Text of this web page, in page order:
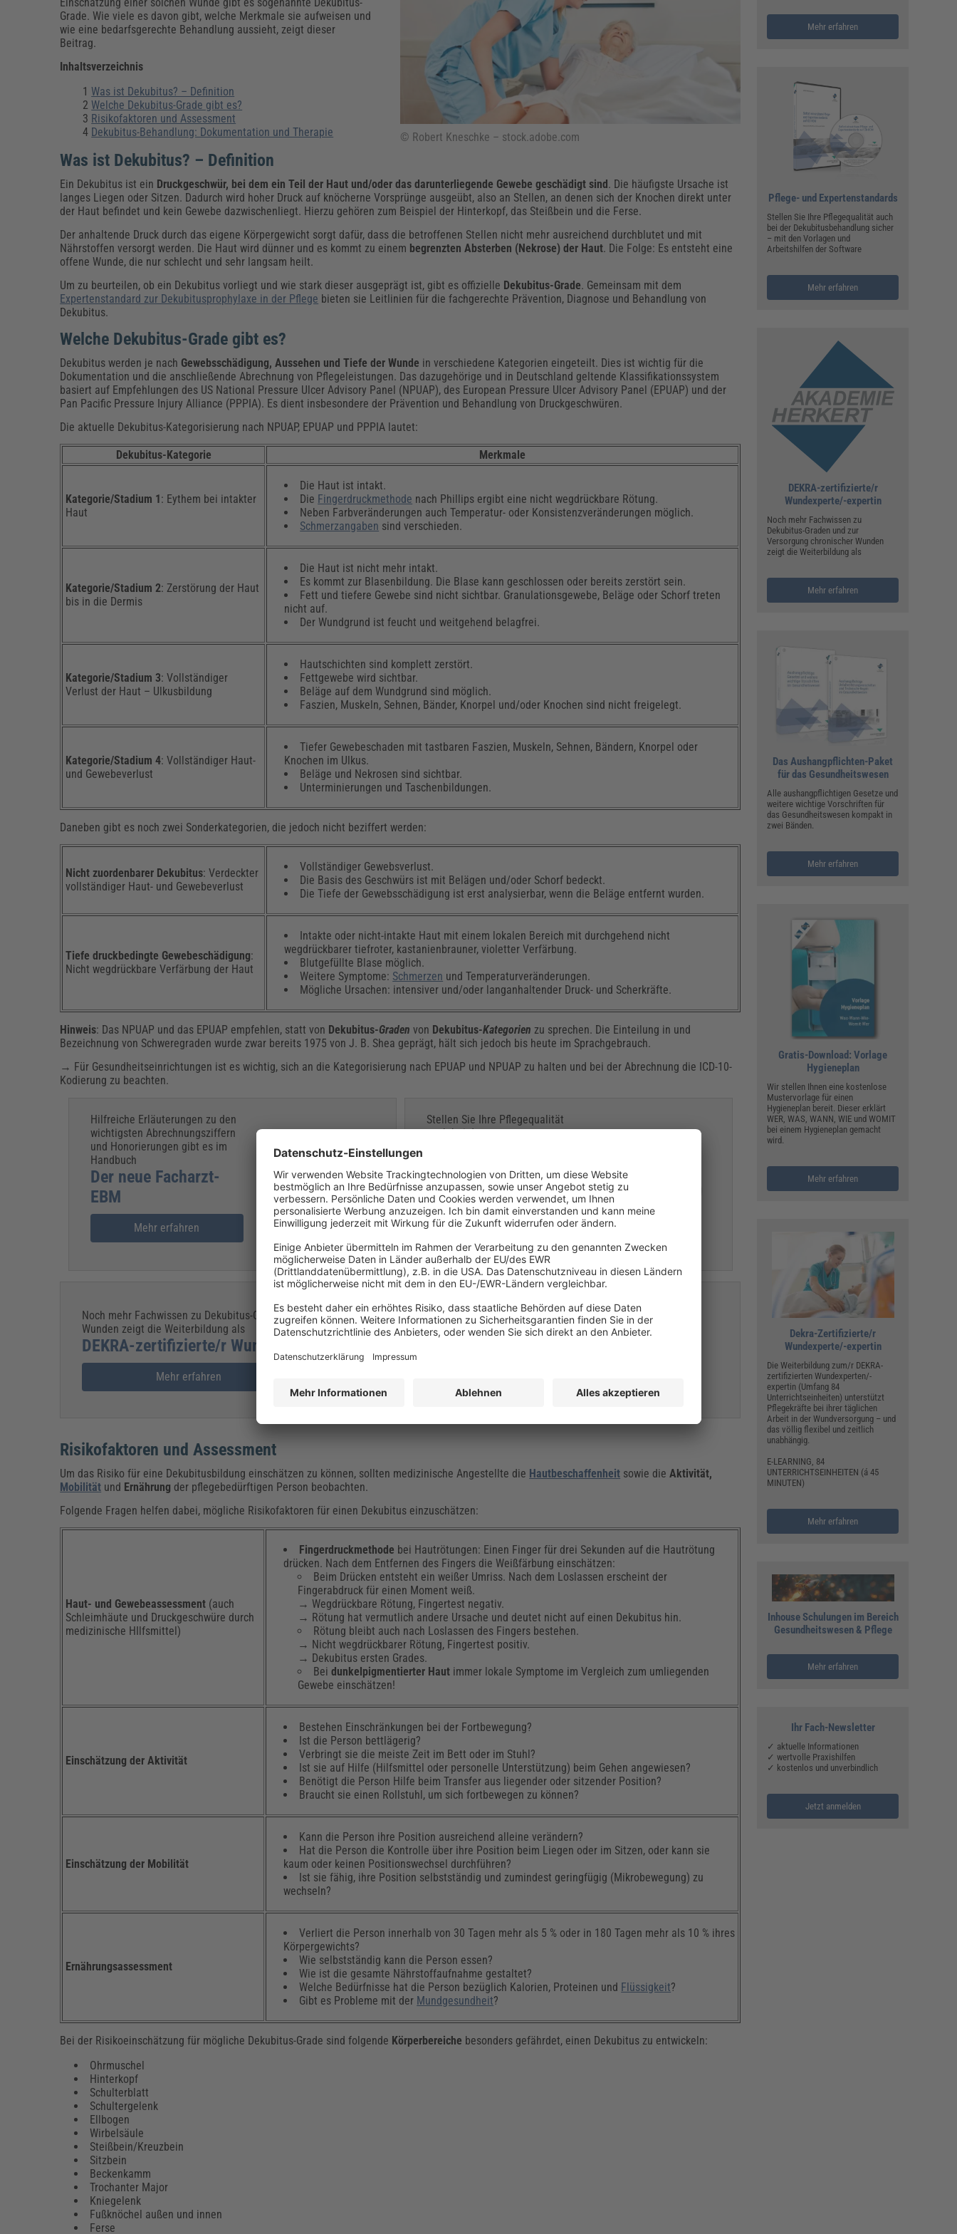
Energie & Umwelt
Führung & Management
Gesundheit & Pflege
Kommunales
Fachpublikationen & Arbeitshilfen
Bauhof
Hausmeister & Haustechnik
Grünflächen
Recht, Sicherheit & Ordnung
Verkehrsrecht
Weiterbildungen (AKADEMIE HERKERT)
Bau, Immobilien & Gebäudemanagement
Künstliche Intelligenz
Weiterbildungen (AKADEMIE HERKERT)
Künstliche Intelligenz
Fachpublikationen & Arbeitshilfen
Personalwesen Weiterbildungen (AKADEMIE HERKERT)
Personal, Ausbildung & Recht
Reisekosten und Finanzen
Weiterbildungen (AKADEMIE HERKERT)
Reisekosten & Finanzen
Zoll und Export
Fachpublikationen & Arbeitshilfen
Zollabwicklung & Exportabwicklung Zollverfahren & Zollvorschriften
Weiterbildungen (AKADEMIE HERKERT)
Zoll & Export
© Robert Kneschke – stock.adobe.com
Grade. Wie viele es davon gibt, welche Merkmale sie aufweisen und
wie eine bedarfsgerechte Behandlung aussieht, zeigt dieser
Beitrag.
Inhaltsverzeichnis
Was ist Dekubitus? – Definition
Welche Dekubitus-Grade gibt es?
Risikofaktoren und Assessment
Dekubitus-Behandlung: Dokumentation und Therapie
Was ist Dekubitus? – Definition
Ein Dekubitus ist ein Druckgeschwür, bei dem ein Teil der Haut und/oder das darunterliegende Gewebe geschädigt sind. Die häufigste Ursache ist
langes Liegen oder Sitzen. Dadurch wird hoher Druck auf knöcherne Vorsprünge ausgeübt, also an Stellen, an denen sich der Knochen direkt unter
der Haut befindet und kein Gewebe dazwischenliegt. Hierzu gehören zum Beispiel der Hinterkopf, das Steißbein und die Ferse.
Der anhaltende Druck durch das eigene Körpergewicht sorgt dafür, dass die betroffenen Stellen nicht mehr ausreichend durchblutet und mit
Nährstoffen versorgt werden. Die Haut wird dünner und es kommt zu einem begrenzten Absterben (Nekrose) der Haut. Die Folge: Es entsteht eine
offene Wunde, die nur schlecht und sehr langsam heilt.
Um zu beurteilen, ob ein Dekubitus vorliegt und wie stark dieser ausgeprägt ist, gibt es offizielle Dekubitus-Grade. Gemeinsam mit dem
Expertenstandard zur Dekubitusprophylaxe in der Pflege bieten sie Leitlinien für die fachgerechte Prävention, Diagnose und Behandlung von
Dekubitus.
Welche Dekubitus-Grade gibt es?
Dekubitus werden je nach Gewebsschädigung, Aussehen und Tiefe der Wunde in verschiedene Kategorien eingeteilt. Dies ist wichtig für die
Dokumentation und die anschließende Abrechnung von Pflegeleistungen. Das dazugehörige und in Deutschland geltende Klassifikationssystem
basiert auf Empfehlungen des US National Pressure Ulcer Advisory Panel (NPUAP), des European Pressure Ulcer Advisory Panel (EPUAP) und der
Pan Pacific Pressure Injury Alliance (PPPIA). Es dient insbesondere der Prävention und Behandlung von Druckgeschwüren.
Die aktuelle Dekubitus-Kategorisierung nach NPUAP, EPUAP und PPPIA lautet:
Dekubitus-Kategorie Merkmale
Kategorie/Stadium 1: Eythem bei intakter
Haut
Die Haut ist intakt.
Die Fingerdruckmethode nach Phillips ergibt eine nicht wegdrückbare Rötung.
Neben Farbveränderungen auch Temperatur- oder Konsistenzveränderungen möglich.
Schmerzangaben sind verschieden.
Kategorie/Stadium 2: Zerstörung der Haut
bis in die Dermis
Die Haut ist nicht mehr intakt.
Es kommt zur Blasenbildung. Die Blase kann geschlossen oder bereits zerstört sein.
Fett und tiefere Gewebe sind nicht sichtbar. Granulationsgewebe, Beläge oder Schorf treten
nicht auf.
Der Wundgrund ist feucht und weitgehend belagfrei.
Kategorie/Stadium 3: Vollständiger
Verlust der Haut – Ulkusbildung
Hautschichten sind komplett zerstört.
Fettgewebe wird sichtbar.
Beläge auf dem Wundgrund sind möglich.
Faszien, Muskeln, Sehnen, Bänder, Knorpel und/oder Knochen sind nicht freigelegt.
Kategorie/Stadium 4: Vollständiger Haut-
und Gewebeverlust
Tiefer Gewebeschaden mit tastbaren Faszien, Muskeln, Sehnen, Bändern, Knorpel oder
Knochen im Ulkus.
Beläge und Nekrosen sind sichtbar.
Unterminierungen und Taschenbildungen.
Daneben gibt es noch zwei Sonderkategorien, die jedoch nicht beziffert werden:
Nicht zuordenbarer Dekubitus: Verdeckter
vollständiger Haut- und Gewebeverlust
Vollständiger Gewebsverlust.
Die Basis des Geschwürs ist mit Belägen und/oder Schorf bedeckt.
Die Tiefe der Gewebsschädigung ist erst analysierbar, wenn die Beläge entfernt wurden.
Tiefe druckbedingte Gewebeschädigung:
Nicht wegdrückbare Verfärbung der Haut
Intakte oder nicht-intakte Haut mit einem lokalen Bereich mit durchgehend nicht
wegdrückbarer tiefroter, kastanienbrauner, violetter Verfärbung.
Blutgefüllte Blase möglich.
Weitere Symptome: Schmerzen und Temperaturveränderungen.
Mögliche Ursachen: intensiver und/oder langanhaltender Druck- und Scherkräfte.
Hinweis: Das NPUAP und das EPUAP empfehlen, statt von Dekubitus-Graden von Dekubitus-Kategorien zu sprechen. Die Einteilung in und
Bezeichnung von Schweregraden wurde zwar bereits 1975 von J. B. Shea geprägt, hält sich jedoch bis heute im Sprachgebrauch.
→ Für Gesundheitseinrichtungen ist es wichtig, sich an die Kategorisierung nach EPUAP und NPUAP zu halten und bei der Abrechnung die ICD-10-
Kodierung zu beachten.
Hilfreiche Erläuterungen zu den
wichtigsten Abrechnungsziffern
und Honorierungen gibt es im
Handbuch
Der neue Facharzt-
EBM
Mehr erfahren
Stellen Sie Ihre Pflegequalität
auch bei der
Arbeitshilfen der Software
Pflege- und
Expertenstandards
Mehr erfahren
Noch mehr Fachwissen zu Dekubitus-Graden und zur Versorgung chronischer
Wunden zeigt die Weiterbildung als
DEKRA-zertifizierte/r Wundexperte/-expertin
Mehr erfahren
Risikofaktoren und Assessment
Um das Risiko für eine Dekubitusbildung einschätzen zu können, sollten medizinische Angestellte die Hautbeschaffenheit sowie die Aktivität,
Mobilität und Ernährung der pflegebedürftigen Person beobachten.
Folgende Fragen helfen dabei, mögliche Risikofaktoren für einen Dekubitus einzuschätzen:
Haut- und Gewebeassessment (auch
Schleimhäute und Druckgeschwüre durch
medizinische HIlfsmittel)
Fingerdruckmethode bei Hautrötungen: Einen Finger für drei Sekunden auf die Hautrötung
drücken. Nach dem Entfernen des Fingers die Weißfärbung einschätzen:
Beim Drücken entsteht ein weißer Umriss. Nach dem Loslassen erscheint der
Fingerabdruck für einen Moment weiß.
→ Wegdrückbare Rötung, Fingertest negativ.
→ Rötung hat vermutlich andere Ursache und deutet nicht auf einen Dekubitus hin.
Rötung bleibt auch nach Loslassen des Fingers bestehen.
→ Nicht wegdrückbarer Rötung, Fingertest positiv.
→ Dekubitus ersten Grades.
Beidunkelpigmentierter Haut immer lokale Symptome im Vergleich zum umliegenden
Gewebe einschätzen!
Einschätzung der Aktivität
Bestehen Einschränkungen bei der Fortbewegung?
Ist die Person bettlägerig?
Verbringt sie die meiste Zeit im Bett oder im Stuhl?
Ist sie auf Hilfe (Hilfsmittel oder personelle Unterstützung) beim Gehen angewiesen?
Benötigt die Person Hilfe beim Transfer aus liegender oder sitzender Position?
Braucht sie einen Rollstuhl, um sich fortbewegen zu können?
Einschätzung der Mobilität
Kann die Person ihre Position ausreichend alleine verändern?
Hat die Person die Kontrolle über ihre Position beim Liegen oder im Sitzen, oder kann sie
kaum oder keinen Positionswechsel durchführen?
Ist sie fähig, ihre Position selbstständig und zumindest geringfügig (Mikrobewegung) zu
wechseln?
Ernährungsassessment
Verliert die Person innerhalb von 30 Tagen mehr als 5 % oder in 180 Tagen mehr als 10 % ihres
Körpergewichts?
Wie selbstständig kann die Person essen?
Wie ist die gesamte Nährstoffaufnahme gestaltet?
Welche Bedürfnisse hat die Person bezüglich Kalorien, Proteinen und Flüssigkeit?
Gibt es Probleme mit der Mundgesundheit?
Bei der Risikoeinschätzung für mögliche Dekubitus-Grade sind folgende Körperbereiche besonders gefährdet, einen Dekubitus zu entwickeln:
Ohrmuschel
Hinterkopf
Schulterblatt
Schultergelenk
Ellbogen
Wirbelsäule
Steißbein/Kreuzbein
Sitzbein
Beckenkamm
Trochanter Major
Kniegelenk
Fußknöchel außen und innen
Ferse
Mehr erfahren
Pflege- und Expertenstandards
Stellen Sie Ihre Pflegequalität auch
bei der Dekubitusbehandlung sicher
– mit den Vorlagen und
Arbeitshilfen der Software
Mehr erfahren
DEKRA-zertifizierte/r
Wundexperte/-expertin
Noch mehr Fachwissen zu
Dekubitus-Graden und zur
Versorgung chronischer Wunden
zeigt die Weiterbildung als
Mehr erfahren
Das Aushangpflichten-Paket
für das Gesundheitswesen
Alle aushangpflichtigen Gesetze und
weitere wichtige Vorschriften für
das Gesundheitswesen kompakt in
zwei Bänden.
Mehr erfahren
Gratis-Download: Vorlage
Hygieneplan
Wir stellen Ihnen eine kostenlose
Mustervorlage für einen
Hygieneplan bereit. Dieser erklärt
WER, WAS, WANN, WIE und WOMIT
bei einem Hygieneplan gemacht
wird.
Mehr erfahren
Dekra-Zertifizierte/r
Wundexperte/-expertin
Die Weiterbildung zum/r DEKRA-
zertifizierten Wundexperten/-
expertin (Umfang 84
Unterrichtseinheiten) unterstützt
Pflegekräfte bei ihrer täglichen
Arbeit in der Wundversorgung – und
das völlig flexibel und zeitlich
unabhängig.
E-LEARNING, 84
UNTERRICHTSEINHEITEN (á 45
MINUTEN)
Mehr erfahren
Inhouse Schulungen im Bereich
Gesundheitswesen & Pflege
Mehr erfahren
Ihr Fach-Newsletter
✓ aktuelle Informationen
✓ wertvolle Praxishilfen
✓ kostenlos und unverbindlich
Jetzt anmelden